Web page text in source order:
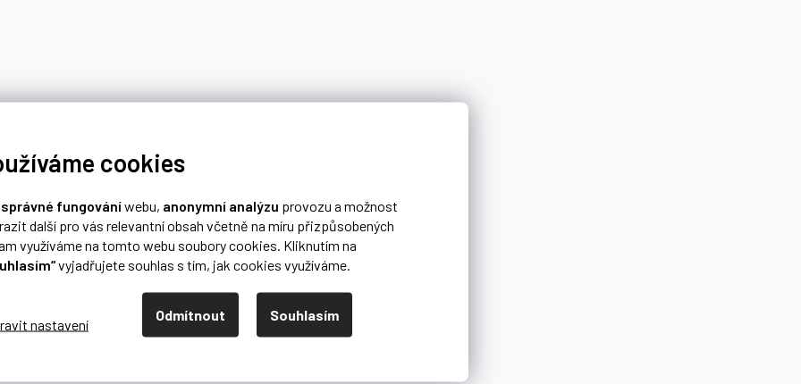
cookies
správné fungováníwebu, anonymní analýzu provozu a možnost
další pro vás relevantní obsah včetně na míru přizpůsobených
využíváme na tomto webu soubory cookies. Kliknutím na
vyjadřujete souhlas s tím, jak cookies využíváme.
Odmítnout Souhlasím